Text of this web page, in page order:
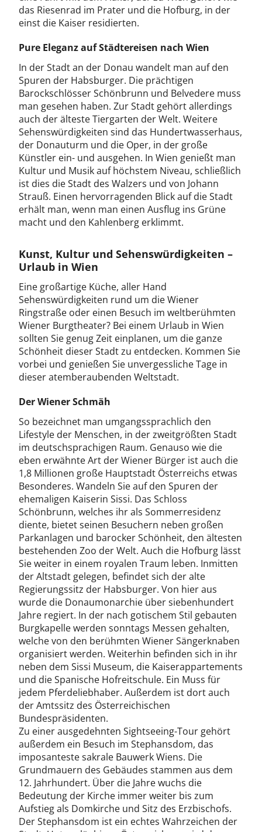
das Riesenrad im Prater und die Hofburg, in der
einst die Kaiser residierten.
Pure Eleganz auf Städtereisen nach Wien
In der Stadt an der Donau wandelt man auf den
Spuren der Habsburger. Die prächtigen
Barockschlösser Schönbrunn und Belvedere muss
man gesehen haben. Zur Stadt gehört allerdings
auch der älteste Tiergarten der Welt. Weitere
Sehenswürdigkeiten sind das Hundertwasserhaus,
der Donauturm und die Oper, in der große
Künstler ein- und ausgehen. In Wien genießt man
Kultur und Musik auf höchstem Niveau, schließlich
ist dies die Stadt des Walzers und von Johann
Strauß. Einen hervorragenden Blick auf die Stadt
erhält man, wenn man einen Ausflug ins Grüne
macht und den Kahlenberg erklimmt.
Kunst, Kultur und Sehenswürdigkeiten –
Urlaub in Wien
Eine großartige Küche, aller Hand
Sehenswürdigkeiten rund um die Wiener
Ringstraße oder einen Besuch im weltberühmten
Wiener Burgtheater? Bei einem Urlaub in Wien
sollten Sie genug Zeit einplanen, um die ganze
Schönheit dieser Stadt zu entdecken. Kommen Sie
vorbei und genießen Sie unvergessliche Tage in
dieser atemberaubenden Weltstadt.
Der Wiener Schmäh
So bezeichnet man umgangssprachlich den
Lifestyle der Menschen, in der zweitgrößten Stadt
im deutschsprachigen Raum. Genauso wie die
eben erwähnte Art der Wiener Bürger ist auch die
1,8 Millionen große Hauptstadt Österreichs etwas
Besonderes. Wandeln Sie auf den Spuren der
ehemaligen Kaiserin Sissi. Das Schloss
Schönbrunn, welches ihr als Sommerresidenz
diente, bietet seinen Besuchern neben großen
Parkanlagen und barocker Schönheit, den ältesten
bestehenden Zoo der Welt. Auch die Hofburg lässt
Sie weiter in einem royalen Traum leben. Inmitten
der Altstadt gelegen, befindet sich der alte
Regierungssitz der Habsburger. Von hier aus
wurde die Donaumonarchie über siebenhundert
Jahre regiert. In der nach gotischem Stil gebauten
Burgkapelle werden sonntags Messen gehalten,
welche von den berühmten Wiener Sängerknaben
organisiert werden. Weiterhin befinden sich in ihr
neben dem Sissi Museum, die Kaiserappartements
und die Spanische Hofreitschule. Ein Muss für
jedem Pferdeliebhaber. Außerdem ist dort auch
der Amtssitz des Österreichischen
Bundespräsidenten.
Zu einer ausgedehnten Sightseeing-Tour gehört
außerdem ein Besuch im Stephansdom, das
imposanteste sakrale Bauwerk Wiens. Die
Grundmauern des Gebäudes stammen aus dem
12. Jahrhundert. Über die Jahre wuchs die
Bedeutung der Kirche immer weiter bis zum
Aufstieg als Domkirche und Sitz des Erzbischofs.
Der Stephansdom ist ein echtes Wahrzeichen der